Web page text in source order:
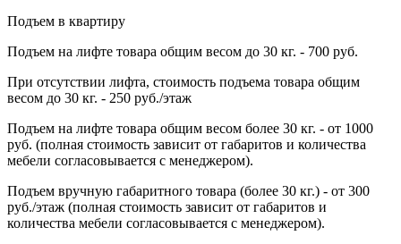
Подъем в квартиру
Подъем на лифте товара общим весом до 30 кг. - 700 руб.
При отсутствии лифта, стоимость подъема товара общим
весом до 30 кг. - 250 руб./этаж
Подъем на лифте товара общим весом более 30 кг. - от 1000
руб. (полная стоимость зависит от габаритов и количества
мебели согласовывается с менеджером).
Подъем вручную габаритного товара (более 30 кг.) - от 300
руб./этаж (полная стоимость зависит от габаритов и
количества мебели согласовывается с менеджером).